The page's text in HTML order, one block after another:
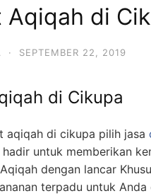
Aqiqah di
· SEPTEMBER 22, 2019
di Cikupa
aqiqah di cikupa pilih jasa
untuk memberikan
dengan lancar
terpadu untuk